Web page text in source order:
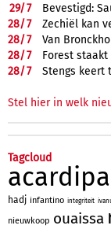
29/7
Bevestigd:
28/7
Zechiël kan
28/7
Van
28/7
Forest
28/7 Stengs keert
Stel hier in welk
Tagcloud
hadj infantino integriteit
nieuwkoop ouaissa